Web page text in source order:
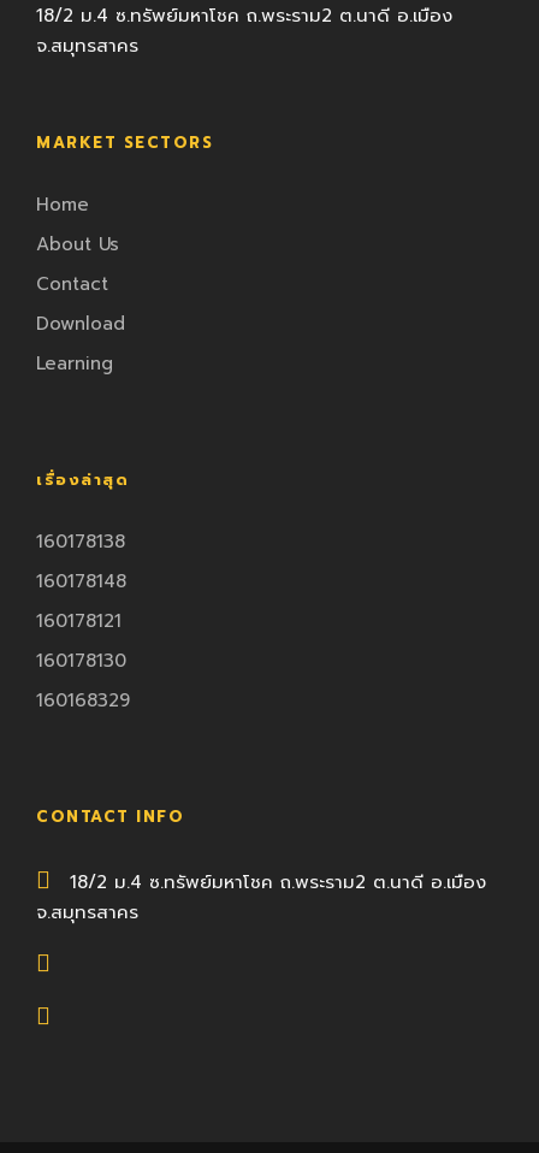
18/2 ม.4 ซ.ทรัพย์มหาโชค ถ.พระราม2 ต.นาดี อ.เมือง
จ.สมุทรสาคร
MARKET SECTORS
Home
About Us
Contact
Download
Learning
เรื่องล่าสุด
160178138
160178148
160178121
160178130
160168329
CONTACT INFO
18/2 ม.4 ซ.ทรัพย์มหาโชค ถ.พระราม2 ต.นาดี อ.เมือง
จ.สมุทรสาคร